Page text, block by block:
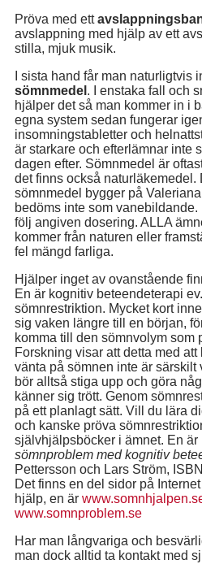
Pröva med ett
avslappning med hjälp av ett
stilla, mjuk musik.
I sista hand får man naturligtvis
sömnmedel . I enstaka fall och
hjälper det så man kommer in i
egna system sedan fungerar
insomningstabletter och
är starkare och efterlämnar inte
dagen efter. Sömnmedel är
det finns också naturläkemedel.
sömnmedel bygger på
bedöms inte som vanebildande.
följ angiven dosering. ALLA
kommer från naturen eller
fel mängd farliga.
Hjälper inget av ovanstående
En är kognitiv beteendeterapi
sömnrestriktion. Mycket kort
sig vaken längre till en början,
komma till den sömnvolym som
Forskning visar att detta med
vänta på sömnen inte är särskilt
bör alltså stiga upp och göra
känner sig trött. Genom
på ett planlagt sätt. Vill du lära
och kanske pröva
självhjälpsböcker i ämnet. En är
sömnproblem med kognitiv
Pettersson och Lars Ström,
Det finns en del sidor på Internet
hjälp, en är
www.somnproblem.se
Har man långvariga och
man dock alltid ta kontakt med